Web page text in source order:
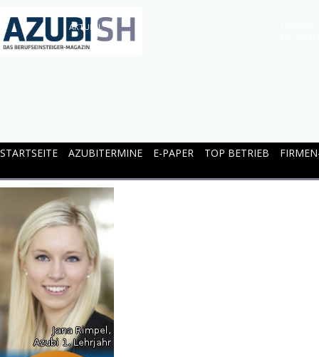
STARTSEITE AZUBITERMINE
AKTUELL
E-PAPER TOP BETRIEB